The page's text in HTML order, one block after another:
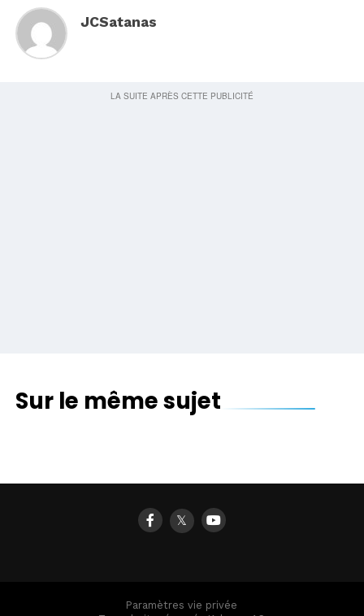
JCSatanas
Sur le même sujet
𝕏
Paramètres vie privée